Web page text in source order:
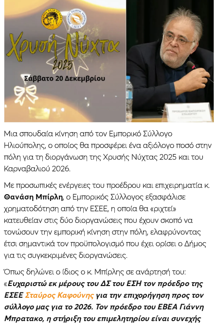
Μια σπουδαία κίνηση από τον Εμπορικό Σύλλογο
Ηλιούπολης, ο οποίος θα προσφέρει ένα αξιόλογο ποσό στην
πόλη για τη διοργάνωση της Χρυσής Νύχτας 2025 και του
Καρναβαλιού 2026.
Με προσωπικές ενέργειες του προέδρου και επιχειρηματία κ.
Θανάση Μπίρλη, ο Εμπορικός Σύλλογος εξασφάλισε
χρηματοδότηση από την ΕΣΕΕ, η οποία θα «ριχτεί»
κατευθείαν στις δύο διοργανώσεις που έχουν σκοπό να
τονώσουν την εμπορική κίνηση στην πόλη, ελαφρύνοντας
έτσι σημαντικά τον προϋπολογισμό που έχει ορίσει ο Δήμος
για τις συγκεκριμένες διοργανώσεις.
Όπως δηλώνει ο ίδιος ο κ. Μπίρλης σε ανάρτησή του:
«Ευχαριστώ εκ μέρους του ΔΣ του ΕΣΗ τον πρόεδρο της
ΕΣΕΕΣταύρος Καφούνηςγια την επιχορήγηση προς τον
σύλλογο μας για το 2026. Τον πρόεδρο του ΕΒΕΑ Γιάννη
Μπρατακο, η στήριξη του επιμελητηρίου είναι συνεχής